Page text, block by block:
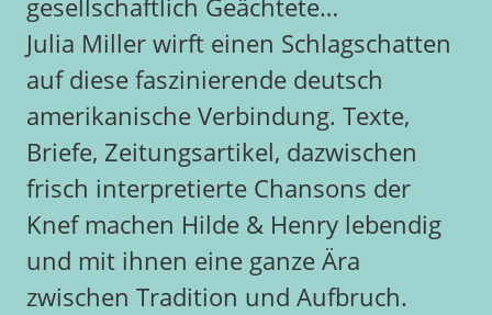
Julia Miller wirft einen Schlagschatten
auf diese faszinierende deutsch
amerikanische Verbindung. Texte,
Briefe, Zeitungsartikel, dazwischen
frisch interpretierte Chansons der
Knef machen Hilde & Henry lebendig
und mit ihnen eine ganze Ära
zwischen Tradition und Aufbruch.